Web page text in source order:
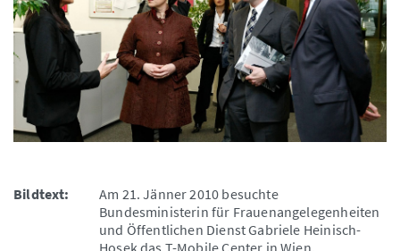
Bildtext:
Am 21. Jänner 2010 besuchte
Bundesministerin für Frauenangelegenheiten
und Öffentlichen Dienst Gabriele Heinisch-
Hosek das T-Mobile Center in Wien.